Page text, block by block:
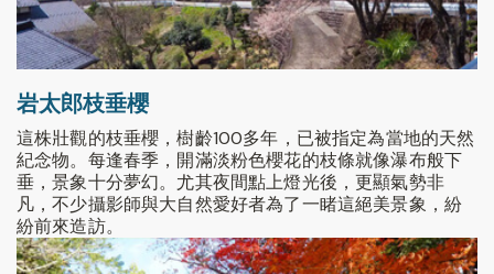
岩太郎枝垂櫻
這株壯觀的枝垂櫻，樹齡100多年，已被指定為當地的天然
紀念物。每逢春季，開滿淡粉色櫻花的枝條就像瀑布般下
垂，景象十分夢幻。尤其夜間點上燈光後，更顯氣勢非
凡，不少攝影師與大自然愛好者為了一睹這絕美景象，紛
紛前來造訪。